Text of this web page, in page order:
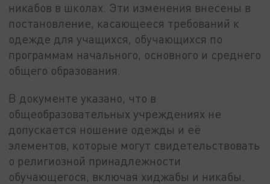
никабов в школах. Эти изменения внесены в
постановление, касающееся требований к
одежде для учащихся, обучающихся по
программам начального, основного и среднего
общего образования.
В документе указано, что в
общеобразовательных учреждениях не
допускается ношение одежды и её
элементов, которые могут свидетельствовать
о религиозной принадлежности
обучающегося, включая хиджабы и никабы.